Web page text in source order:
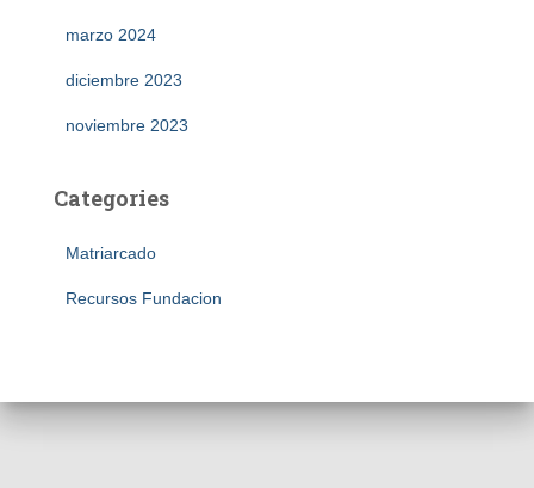
marzo 2024
diciembre 2023
noviembre 2023
Categories
Matriarcado
Recursos Fundacion